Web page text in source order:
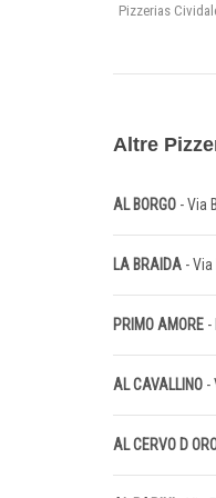
Pizzerias
Altre
AL BORGO - Via
LA BRAIDA -
PRIMO AMORE -
AL CAVALLINO -
AL CERVO D